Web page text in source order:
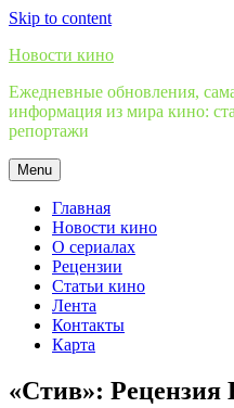
Skip to content
Новости кино
Ежедневные обновления,
информация из мира кино:
репортажи
Menu
Главная
Новости кино
О сериалах
Рецензии
Статьи кино
Лента
Контакты
Карта
«Стив»: